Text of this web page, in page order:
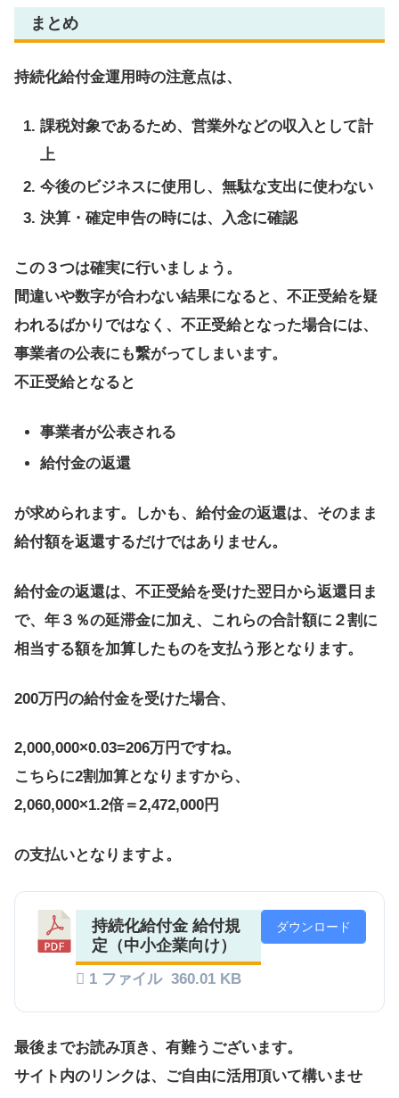
まとめ
持続化給付金運用時の注意点は、
課税対象であるため、営業外などの収入として計
上
今後のビジネスに使用し、無駄な支出に使わない
決算・確定申告の時には、入念に確認
この３つは確実に行いましょう。
間違いや数字が合わない結果になると、不正受給を疑
われるばかりではなく、不正受給となった場合には、
事業者の公表にも繋がってしまいます。
不正受給となると
事業者が公表される
給付金の返還
が求められます。しかも、給付金の返還は、そのまま
給付額を返還するだけではありません。
給付金の返還は、不正受給を受けた翌日から返還日ま
で、年３％の延滞金に加え、これらの合計額に２割に
相当する額を加算したものを支払う形となります。
200万円の給付金を受けた場合、
2,000,000×0.03=206万円ですね。
こちらに2割加算となりますから、
2,060,000×1.2倍＝2,472,000円
の支払いとなりますよ。
持続化給付金 給付規
定（中小企業向け）
1 ファイル 360.01 KB
ダウンロード
最後までお読み頂き、有難うございます。
サイト内のリンクは、ご自由に活用頂いて構いませ